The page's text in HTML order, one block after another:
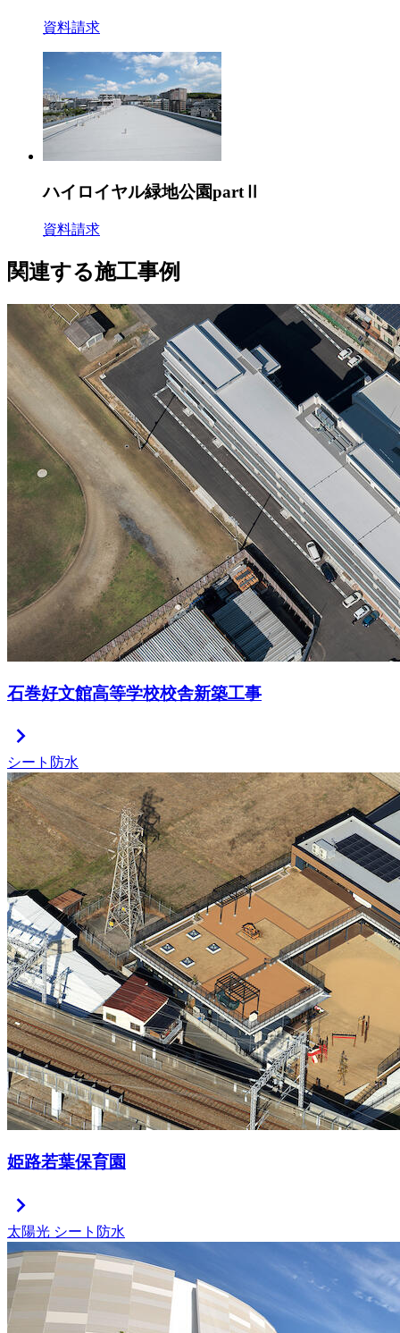
資料請求
ハイロイヤル緑地公園partⅡ
資料請求
関連する施工事例
石巻好文館高等学校校舎新築工事
chevron_right
シート防水
姫路若葉保育園
chevron_right
太陽光 シート防水